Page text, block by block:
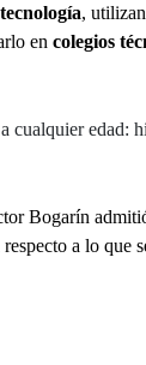
tecnología,
en colegios
cualquier edad:
Bogarín
respecto a lo que